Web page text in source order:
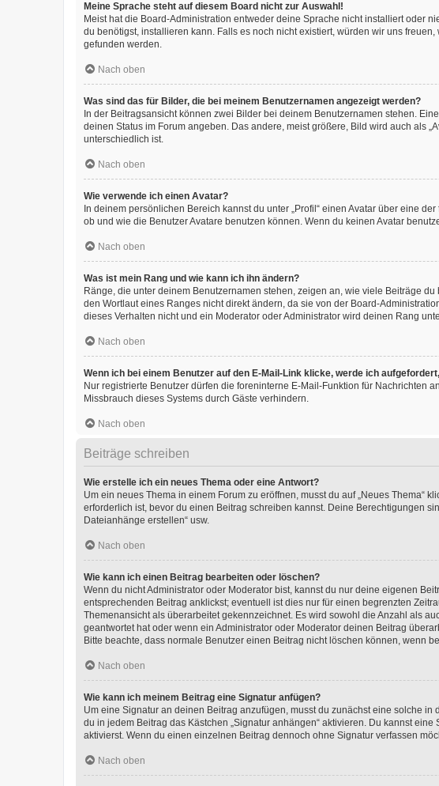
Meine Sprache steht auf diesem Board nicht zur Auswahl!
Meist hat die Board-Administration entweder deine Sprache nicht installiert oder
du benötigst, installieren kann. Falls es noch nicht existiert, würden wir uns
gefunden werden.
Nach oben
Was sind das für Bilder, die bei meinem Benutzernamen angezeigt werden?
In der Beitragsansicht können zwei Bilder bei deinem Benutzernamen stehen.
deinen Status im Forum angeben. Das andere, meist größere, Bild wird auch als
unterschiedlich ist.
Nach oben
Wie verwende ich einen Avatar?
In deinem persönlichen Bereich kannst du unter „Profil“ einen Avatar über eine
ob und wie die Benutzer Avatare benutzen können. Wenn du keinen Avatar
Nach oben
Was ist mein Rang und wie kann ich ihn ändern?
Ränge, die unter deinem Benutzernamen stehen, zeigen an, wie viele Beiträge
den Wortlaut eines Ranges nicht direkt ändern, da sie von der Board-
dieses Verhalten nicht und ein Moderator oder Administrator wird deinen Rang
Nach oben
Wenn ich bei einem Benutzer auf den E-Mail-Link klicke, werde ich
Nur registrierte Benutzer dürfen die foreninterne E-Mail-Funktion für Nachrichten
Missbrauch dieses Systems durch Gäste verhindern.
Nach oben
Beiträge schreiben
Wie erstelle ich ein neues Thema oder eine Antwort?
Um ein neues Thema in einem Forum zu eröffnen, musst du auf „Neues Thema“
erforderlich ist, bevor du einen Beitrag schreiben kannst. Deine Berechtigungen
Dateianhänge erstellen“ usw.
Nach oben
Wie kann ich einen Beitrag bearbeiten oder löschen?
Wenn du nicht Administrator oder Moderator bist, kannst du nur deine eigenen
entsprechenden Beitrag anklickst; eventuell ist dies nur für einen begrenzten
Themenansicht als überarbeitet gekennzeichnet. Es wird sowohl die Anzahl als
geantwortet hat oder wenn ein Administrator oder Moderator deinen Beitrag
Bitte beachte, dass normale Benutzer einen Beitrag nicht löschen können, wenn
Nach oben
Wie kann ich meinem Beitrag eine Signatur anfügen?
Um eine Signatur an deinen Beitrag anzufügen, musst du zunächst eine solche
du in jedem Beitrag das Kästchen „Signatur anhängen“ aktivieren. Du kannst
aktivierst. Wenn du einen einzelnen Beitrag dennoch ohne Signatur verfassen
Nach oben